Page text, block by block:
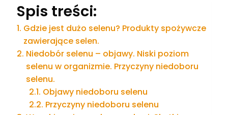
Spis treści:
Gdzie jest dużo selenu? Produkty spożywcze
zawierające selen.
Niedobór selenu – objawy. Niski poziom
selenu w organizmie. Przyczyny niedoboru
selenu.
Objawy niedoboru selenu
Przyczyny niedoboru selenu